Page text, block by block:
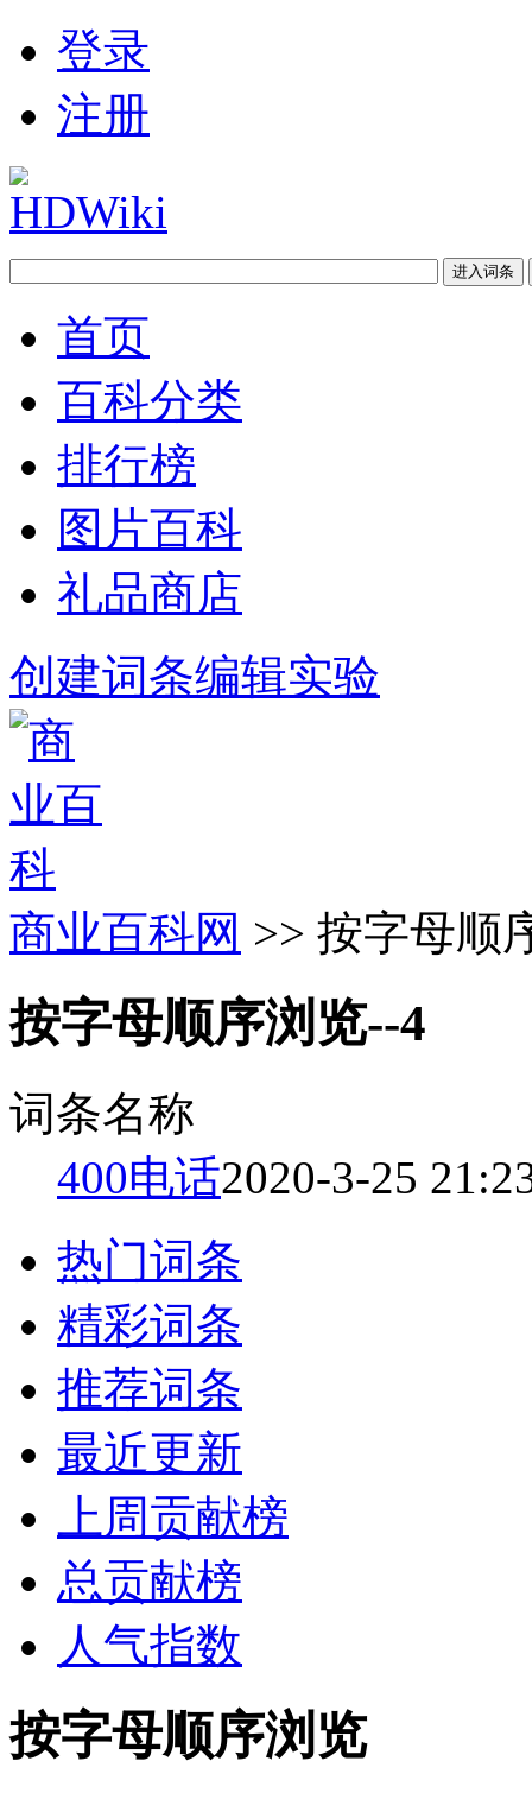
登录
注册
首页
百科分类
排行榜
图片百科
礼品商店
创建词条编辑实验
商业百科网 >> 按字母顺
按字母顺序浏览--4
词条名称
400电话2020-3-25
热门词条
精彩词条
推荐词条
最近更新
上周贡献榜
总贡献榜
人气指数
按字母顺序浏览